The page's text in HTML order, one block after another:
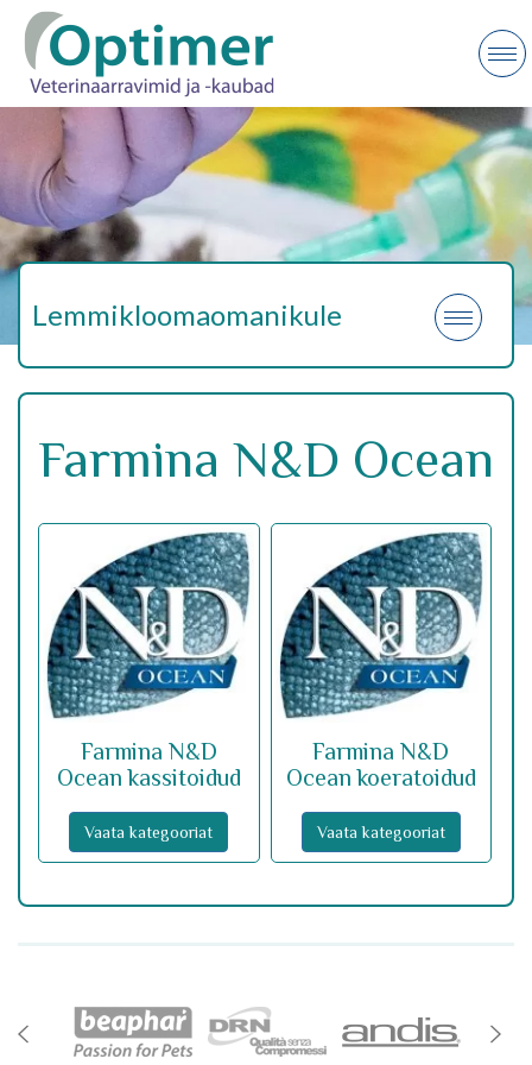
Lemmikloomaomanikule
Farmina N&D Ocean
Farmina N&D
Ocean kassitoidud
Vaata kategooriat
Farmina N&D
Ocean koeratoidud
Vaata kategooriat